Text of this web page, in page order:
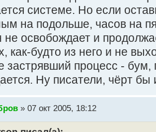
системе. Но если
на подольше, часов на
не освобождает и
как-будто из него и не
застрявший процесс - бум,
Ну писатели, чёрт бы
» 07 окт 2005, 18:12